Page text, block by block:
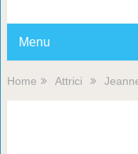
Menu
Home Attrici